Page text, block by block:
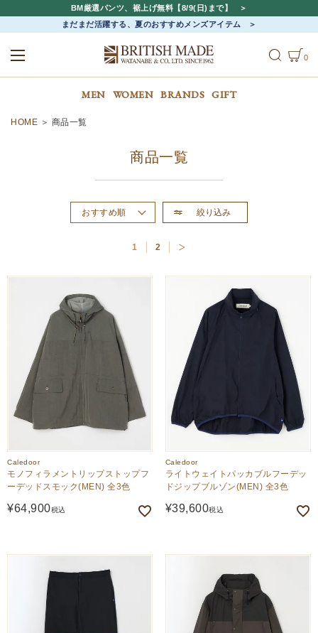
BM厳選パンツ、裾上げ無料【8/9(日)まで】
まだまだ活躍する、夏のおすすめメンズアイテム
0
MEN WOMEN BRANDS GIFT
HOME 商品一覧
商品一覧
絞り込み
おすすめ順
価格が高い順1 2
Caledoor
モノフィラメントリップストップフ
ーデッドスモック(MEN) 全3色
¥64,900税込
Caledoor
ライトウェイトパッカブルフーデッ
ドジップブルゾン(MEN) 全3色
¥39,600税込